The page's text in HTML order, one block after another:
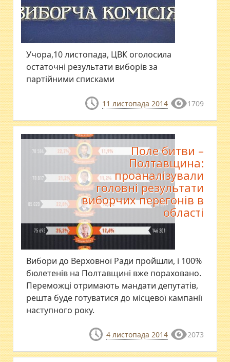
Учора,10 листопада, ЦВК оголосила
остаточні результати виборів за
партійними списками
11 листопада 2014 1709
Поле битви –
Полтавщина:
проаналізували
головні результати
виборчих перегонів в
області
Вибори до Верховної Ради пройшли, і 100%
бюлетенів на Полтавщині вже пораховано.
Переможці отримають мандати депутатів,
решта буде готуватися до місцевої кампанії
наступного року.
4 листопада 2014 2073